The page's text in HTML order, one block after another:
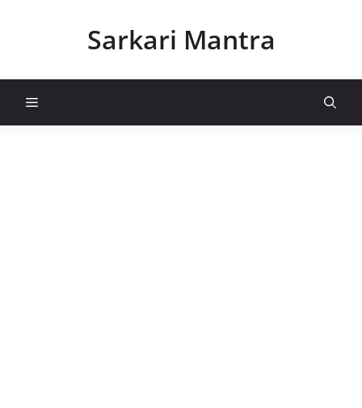
Sarkari Mantra
Menu